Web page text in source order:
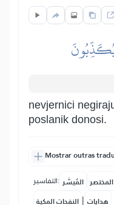
nevjernici
poslanik donosi.
Mostrar outras
التفاسير: المُيسَّر المختصر
النفحات المكية | هدايات